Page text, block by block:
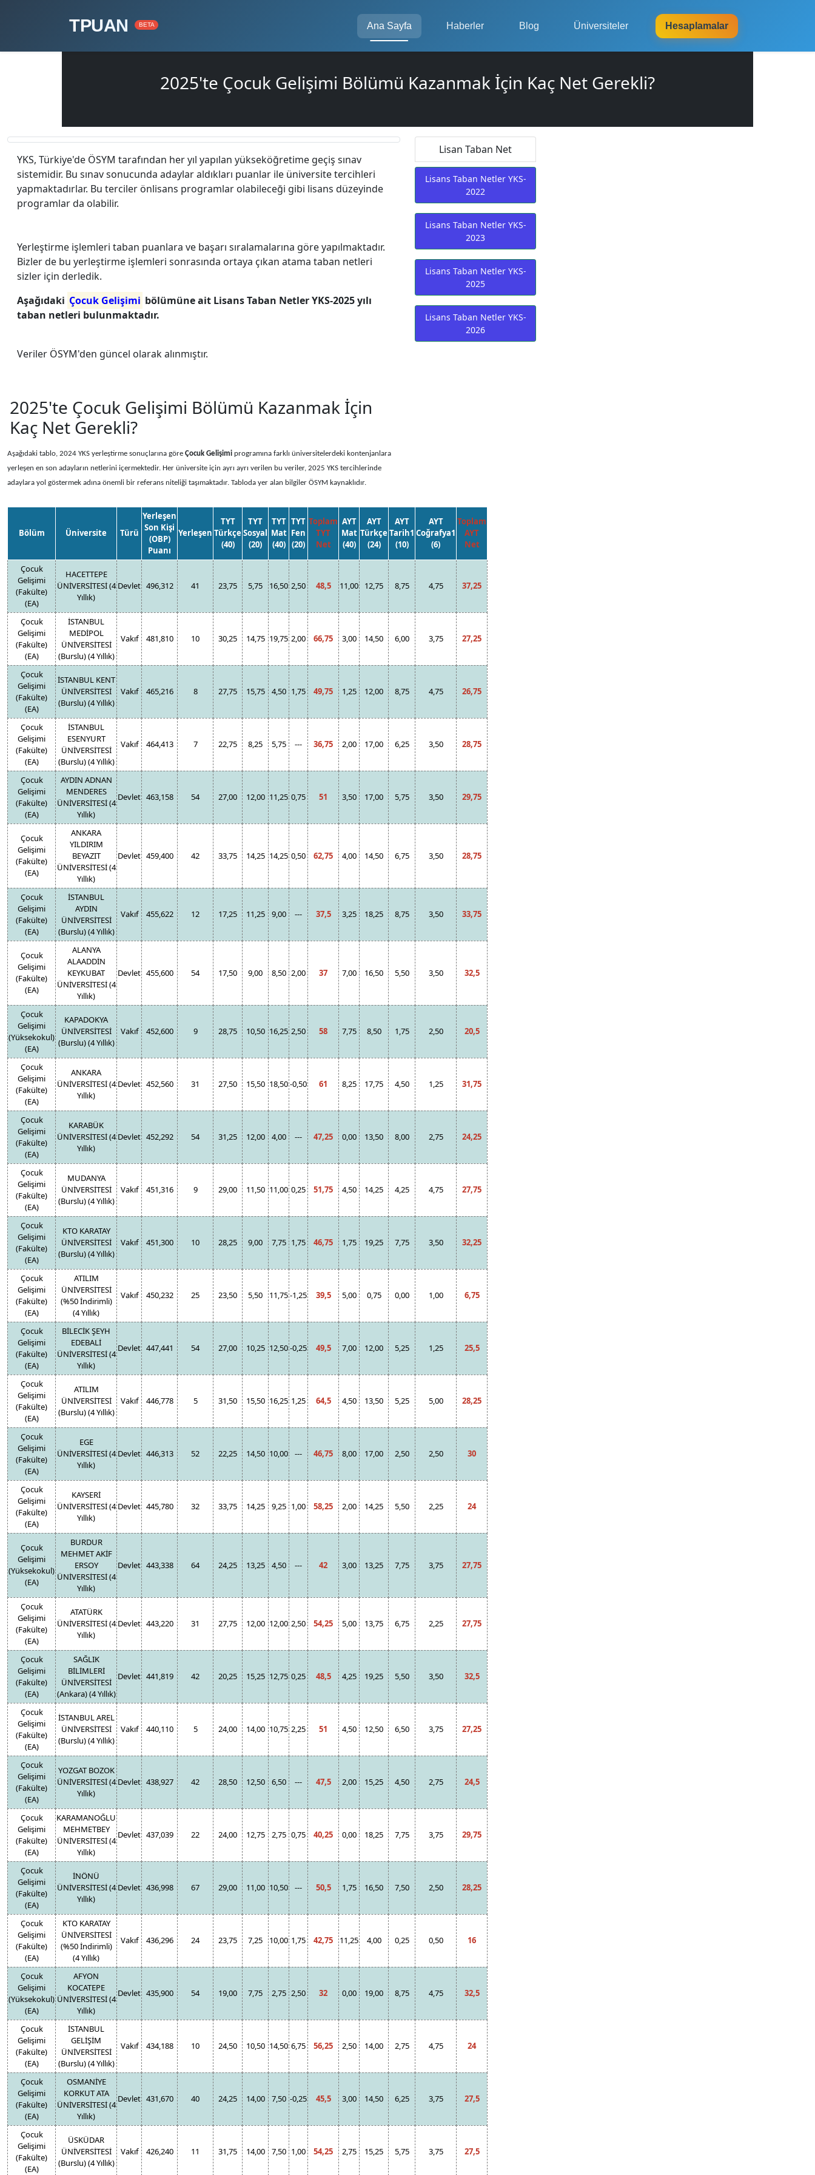
TPUAN BETA Ana Sayfa Haberler Blog Üniversiteler Hesaplamalar
2025'te Çocuk Gelişimi Bölümü Kazanmak İçin Kaç Net Gerekli?
YKS, Türkiye'de ÖSYM tarafından her yıl yapılan yükseköğretime geçiş sınav
sistemidir. Bu sınav sonucunda adaylar aldıkları puanlar ile üniversite tercihleri
yapmaktadırlar. Bu terciler önlisans programlar olabileceği gibi lisans düzeyinde
programlar da olabilir.
Yerleştirme işlemleri taban puanlara ve başarı sıralamalarına göre yapılmaktadır.
Bizler de bu yerleştirme işlemleri sonrasında ortaya çıkan atama taban netleri
sizler için derledik.
Aşağıdaki Çocuk Gelişimi bölümüne ait Lisans Taban Netler YKS-2025 yılı
taban netleri bulunmaktadır.
Veriler ÖSYM'den güncel olarak alınmıştır.
2025'te Çocuk Gelişimi Bölümü Kazanmak İçin
Kaç Net Gerekli?
Aşağıdaki tablo, 2024 YKS yerleştirme sonuçlarına göre Çocuk Gelişimi programına farklı üniversitelerdeki kontenjanlara
yerleşen en son adayların netlerini içermektedir. Her üniversite için ayrı ayrı verilen bu veriler, 2025 YKS tercihlerinde
adaylara yol göstermek adına önemli bir referans niteliği taşımaktadır. Tabloda yer alan bilgiler ÖSYM kaynaklıdır.
Bölüm Üniversite Türü
Yerleşen
Son Kişi
(OBP)
Puanı
Yerleşen
TYT
Türkçe
(40)
TYT
Sosyal
(20)
TYT
Mat
(40)
TYT
Fen
(20)
Toplam
TYT
Net
AYT
Mat
(40)
AYT
Türkçe
(24)
AYT
Tarih1
(10)
AYT
Coğrafya1
(6)
Toplam
AYT
Net
Çocuk
Gelişimi
(Fakülte)
(EA)
HACETTEPE
ÜNİVERSİTESİ (4
Yıllık)
Devlet 496,312 41 23,75 5,75 16,50 2,50 48,5 11,00 12,75 8,75 4,75 37,25
Çocuk
Gelişimi
(Fakülte)
(EA)
İSTANBUL
MEDİPOL
ÜNİVERSİTESİ
(Burslu) (4 Yıllık)
Vakıf 481,810 10 30,25 14,75 19,75 2,00 66,75 3,00 14,50 6,00 3,75 27,25
Çocuk
Gelişimi
(Fakülte)
(EA)
İSTANBUL KENT
ÜNİVERSİTESİ
(Burslu) (4 Yıllık)
Vakıf 465,216 8 27,75 15,75 4,50 1,75 49,75 1,25 12,00 8,75 4,75 26,75
Çocuk
Gelişimi
(Fakülte)
(EA)
İSTANBUL
ESENYURT
ÜNİVERSİTESİ
(Burslu) (4 Yıllık)
Vakıf 464,413 7 22,75 8,25 5,75 --- 36,75 2,00 17,00 6,25 3,50 28,75
Çocuk
Gelişimi
(Fakülte)
(EA)
AYDIN ADNAN
MENDERES
ÜNİVERSİTESİ (4
Yıllık)
Devlet 463,158 54 27,00 12,00 11,25 0,75 51 3,50 17,00 5,75 3,50 29,75
Çocuk
Gelişimi
(Fakülte)
(EA)
ANKARA
YILDIRIM
BEYAZIT
ÜNİVERSİTESİ (4
Yıllık)
Devlet 459,400 42 33,75 14,25 14,25 0,50 62,75 4,00 14,50 6,75 3,50 28,75
Çocuk
Gelişimi
(Fakülte)
(EA)
İSTANBUL
AYDIN
ÜNİVERSİTESİ
(Burslu) (4 Yıllık)
Vakıf 455,622 12 17,25 11,25 9,00 --- 37,5 3,25 18,25 8,75 3,50 33,75
Çocuk
Gelişimi
(Fakülte)
(EA)
ALANYA
ALAADDİN
KEYKUBAT
ÜNİVERSİTESİ (4
Yıllık)
Devlet 455,600 54 17,50 9,00 8,50 2,00 37 7,00 16,50 5,50 3,50 32,5
Çocuk
Gelişimi
(Yüksekokul)
(EA)
KAPADOKYA
ÜNİVERSİTESİ
(Burslu) (4 Yıllık)
Vakıf 452,600 9 28,75 10,50 16,25 2,50 58 7,75 8,50 1,75 2,50 20,5
Çocuk
Gelişimi
(Fakülte)
(EA)
ANKARA
ÜNİVERSİTESİ (4
Yıllık)
Devlet 452,560 31 27,50 15,50 18,50-0,50 61 8,25 17,75 4,50 1,25 31,75
Çocuk
Gelişimi
(Fakülte)
(EA)
KARABÜK
ÜNİVERSİTESİ (4
Yıllık)
Devlet 452,292 54 31,25 12,00 4,00 --- 47,25 0,00 13,50 8,00 2,75 24,25
Çocuk
Gelişimi
(Fakülte)
(EA)
MUDANYA
ÜNİVERSİTESİ
(Burslu) (4 Yıllık)
Vakıf 451,316 9 29,00 11,50 11,00 0,25 51,75 4,50 14,25 4,25 4,75 27,75
Çocuk
Gelişimi
(Fakülte)
(EA)
KTO KARATAY
ÜNİVERSİTESİ
(Burslu) (4 Yıllık)
Vakıf 451,300 10 28,25 9,00 7,75 1,75 46,75 1,75 19,25 7,75 3,50 32,25
Çocuk
Gelişimi
(Fakülte)
(EA)
ATILIM
ÜNİVERSİTESİ
(%50 İndirimli)
(4 Yıllık)
Vakıf 450,232 25 23,50 5,50 11,75-1,25 39,5 5,00 0,75 0,00 1,00 6,75
Çocuk
Gelişimi
(Fakülte)
(EA)
BİLECİK ŞEYH
EDEBALİ
ÜNİVERSİTESİ (4
Yıllık)
Devlet 447,441 54 27,00 10,25 12,50-0,25 49,5 7,00 12,00 5,25 1,25 25,5
Çocuk
Gelişimi
(Fakülte)
(EA)
ATILIM
ÜNİVERSİTESİ
(Burslu) (4 Yıllık)
Vakıf 446,778 5 31,50 15,50 16,25 1,25 64,5 4,50 13,50 5,25 5,00 28,25
Çocuk
Gelişimi
(Fakülte)
(EA)
EGE
ÜNİVERSİTESİ (4
Yıllık)
Devlet 446,313 52 22,25 14,50 10,00 --- 46,75 8,00 17,00 2,50 2,50 30
Çocuk
Gelişimi
(Fakülte)
(EA)
KAYSERİ
ÜNİVERSİTESİ (4
Yıllık)
Devlet 445,780 32 33,75 14,25 9,25 1,00 58,25 2,00 14,25 5,50 2,25 24
Çocuk
Gelişimi
(Yüksekokul)
(EA)
BURDUR
MEHMET AKİF
ERSOY
ÜNİVERSİTESİ (4
Yıllık)
Devlet 443,338 64 24,25 13,25 4,50 --- 42 3,00 13,25 7,75 3,75 27,75
Çocuk
Gelişimi
(Fakülte)
(EA)
ATATÜRK
ÜNİVERSİTESİ (4
Yıllık)
Devlet 443,220 31 27,75 12,00 12,00 2,50 54,25 5,00 13,75 6,75 2,25 27,75
Çocuk
Gelişimi
(Fakülte)
(EA)
SAĞLIK
BİLİMLERİ
ÜNİVERSİTESİ
(Ankara) (4 Yıllık)
Devlet 441,819 42 20,25 15,25 12,75 0,25 48,5 4,25 19,25 5,50 3,50 32,5
Çocuk
Gelişimi
(Fakülte)
(EA)
İSTANBUL AREL
ÜNİVERSİTESİ
(Burslu) (4 Yıllık)
Vakıf 440,110 5 24,00 14,00 10,75 2,25 51 4,50 12,50 6,50 3,75 27,25
Çocuk
Gelişimi
(Fakülte)
(EA)
YOZGAT BOZOK
ÜNİVERSİTESİ (4
Yıllık)
Devlet 438,927 42 28,50 12,50 6,50 --- 47,5 2,00 15,25 4,50 2,75 24,5
Çocuk
Gelişimi
(Fakülte)
(EA)
KARAMANOĞLU
MEHMETBEY
ÜNİVERSİTESİ (4
Yıllık)
Devlet 437,039 22 24,00 12,75 2,75 0,75 40,25 0,00 18,25 7,75 3,75 29,75
Çocuk
Gelişimi
(Fakülte)
(EA)
İNÖNÜ
ÜNİVERSİTESİ (4
Yıllık)
Devlet 436,998 67 29,00 11,00 10,50 --- 50,5 1,75 16,50 7,50 2,50 28,25
Çocuk
Gelişimi
(Fakülte)
(EA)
KTO KARATAY
ÜNİVERSİTESİ
(%50 İndirimli)
(4 Yıllık)
Vakıf 436,296 24 23,75 7,25 10,00 1,75 42,75 11,25 4,00 0,25 0,50 16
Çocuk
Gelişimi
(Yüksekokul)
(EA)
AFYON
KOCATEPE
ÜNİVERSİTESİ (4
Yıllık)
Devlet 435,900 54 19,00 7,75 2,75 2,50 32 0,00 19,00 8,75 4,75 32,5
Çocuk
Gelişimi
(Fakülte)
(EA)
İSTANBUL
GELİŞİM
ÜNİVERSİTESİ
(Burslu) (4 Yıllık)
Vakıf 434,188 10 24,50 10,50 14,50 6,75 56,25 2,50 14,00 2,75 4,75 24
Çocuk
Gelişimi
(Fakülte)
(EA)
OSMANİYE
KORKUT ATA
ÜNİVERSİTESİ (4
Yıllık)
Devlet 431,670 40 24,25 14,00 7,50 -0,25 45,5 3,00 14,50 6,25 3,75 27,5
Çocuk
Gelişimi
(Fakülte)
(EA)
ÜSKÜDAR
ÜNİVERSİTESİ
(Burslu) (4 Yıllık)
Vakıf 426,240 11 31,75 14,00 7,50 1,00 54,25 2,75 15,25 5,75 3,75 27,5
Lisan Taban Net
Lisans Taban Netler YKS-
2022
Lisans Taban Netler YKS-
2023
Lisans Taban Netler YKS-
2025
Lisans Taban Netler YKS-
2026